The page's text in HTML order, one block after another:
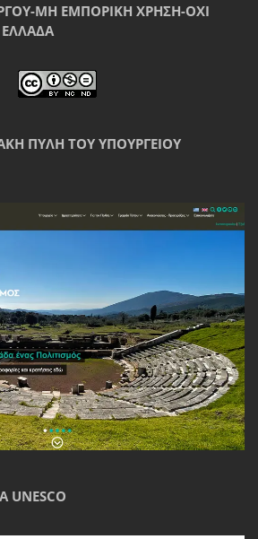
ΜΗ ΕΜΠΟΡΙΚΉ ΧΡΉΣΗ-ΌΧΙ
ΠΎΛΗ ΤΟΥ ΥΠΟΥΡΓΕΊΟΥ